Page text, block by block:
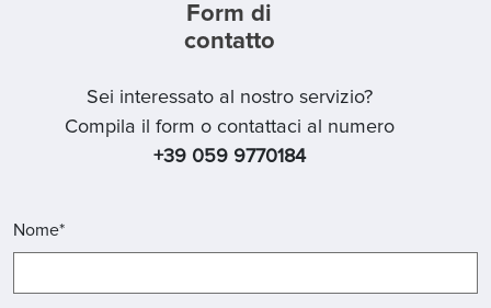
Form di
contatto
Sei interessato al nostro servizio?
Compila il form o contattaci al numero
+39 059 9770184
Nome*